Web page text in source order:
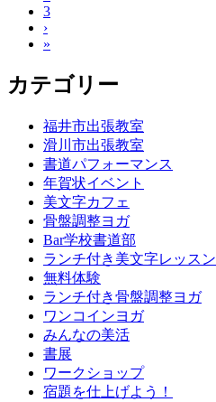
3
›
»
カテゴリー
福井市出張教室
滑川市出張教室
書道パフォーマンス
年賀状イベント
美文字カフェ
骨盤調整ヨガ
Bar学校書道部
ランチ付き美文字レッスン
無料体験
ランチ付き骨盤調整ヨガ
ワンコインヨガ
みんなの美活
書展
ワークショップ
宿題を仕上げよう！